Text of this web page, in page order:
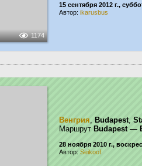
1174
15 сентября 2012 г.,
Автор: ikarusbus
Венгрия, Budapest,
Маршрут Budapest —
28 ноября 2010 г.,
Автор: Seikoof